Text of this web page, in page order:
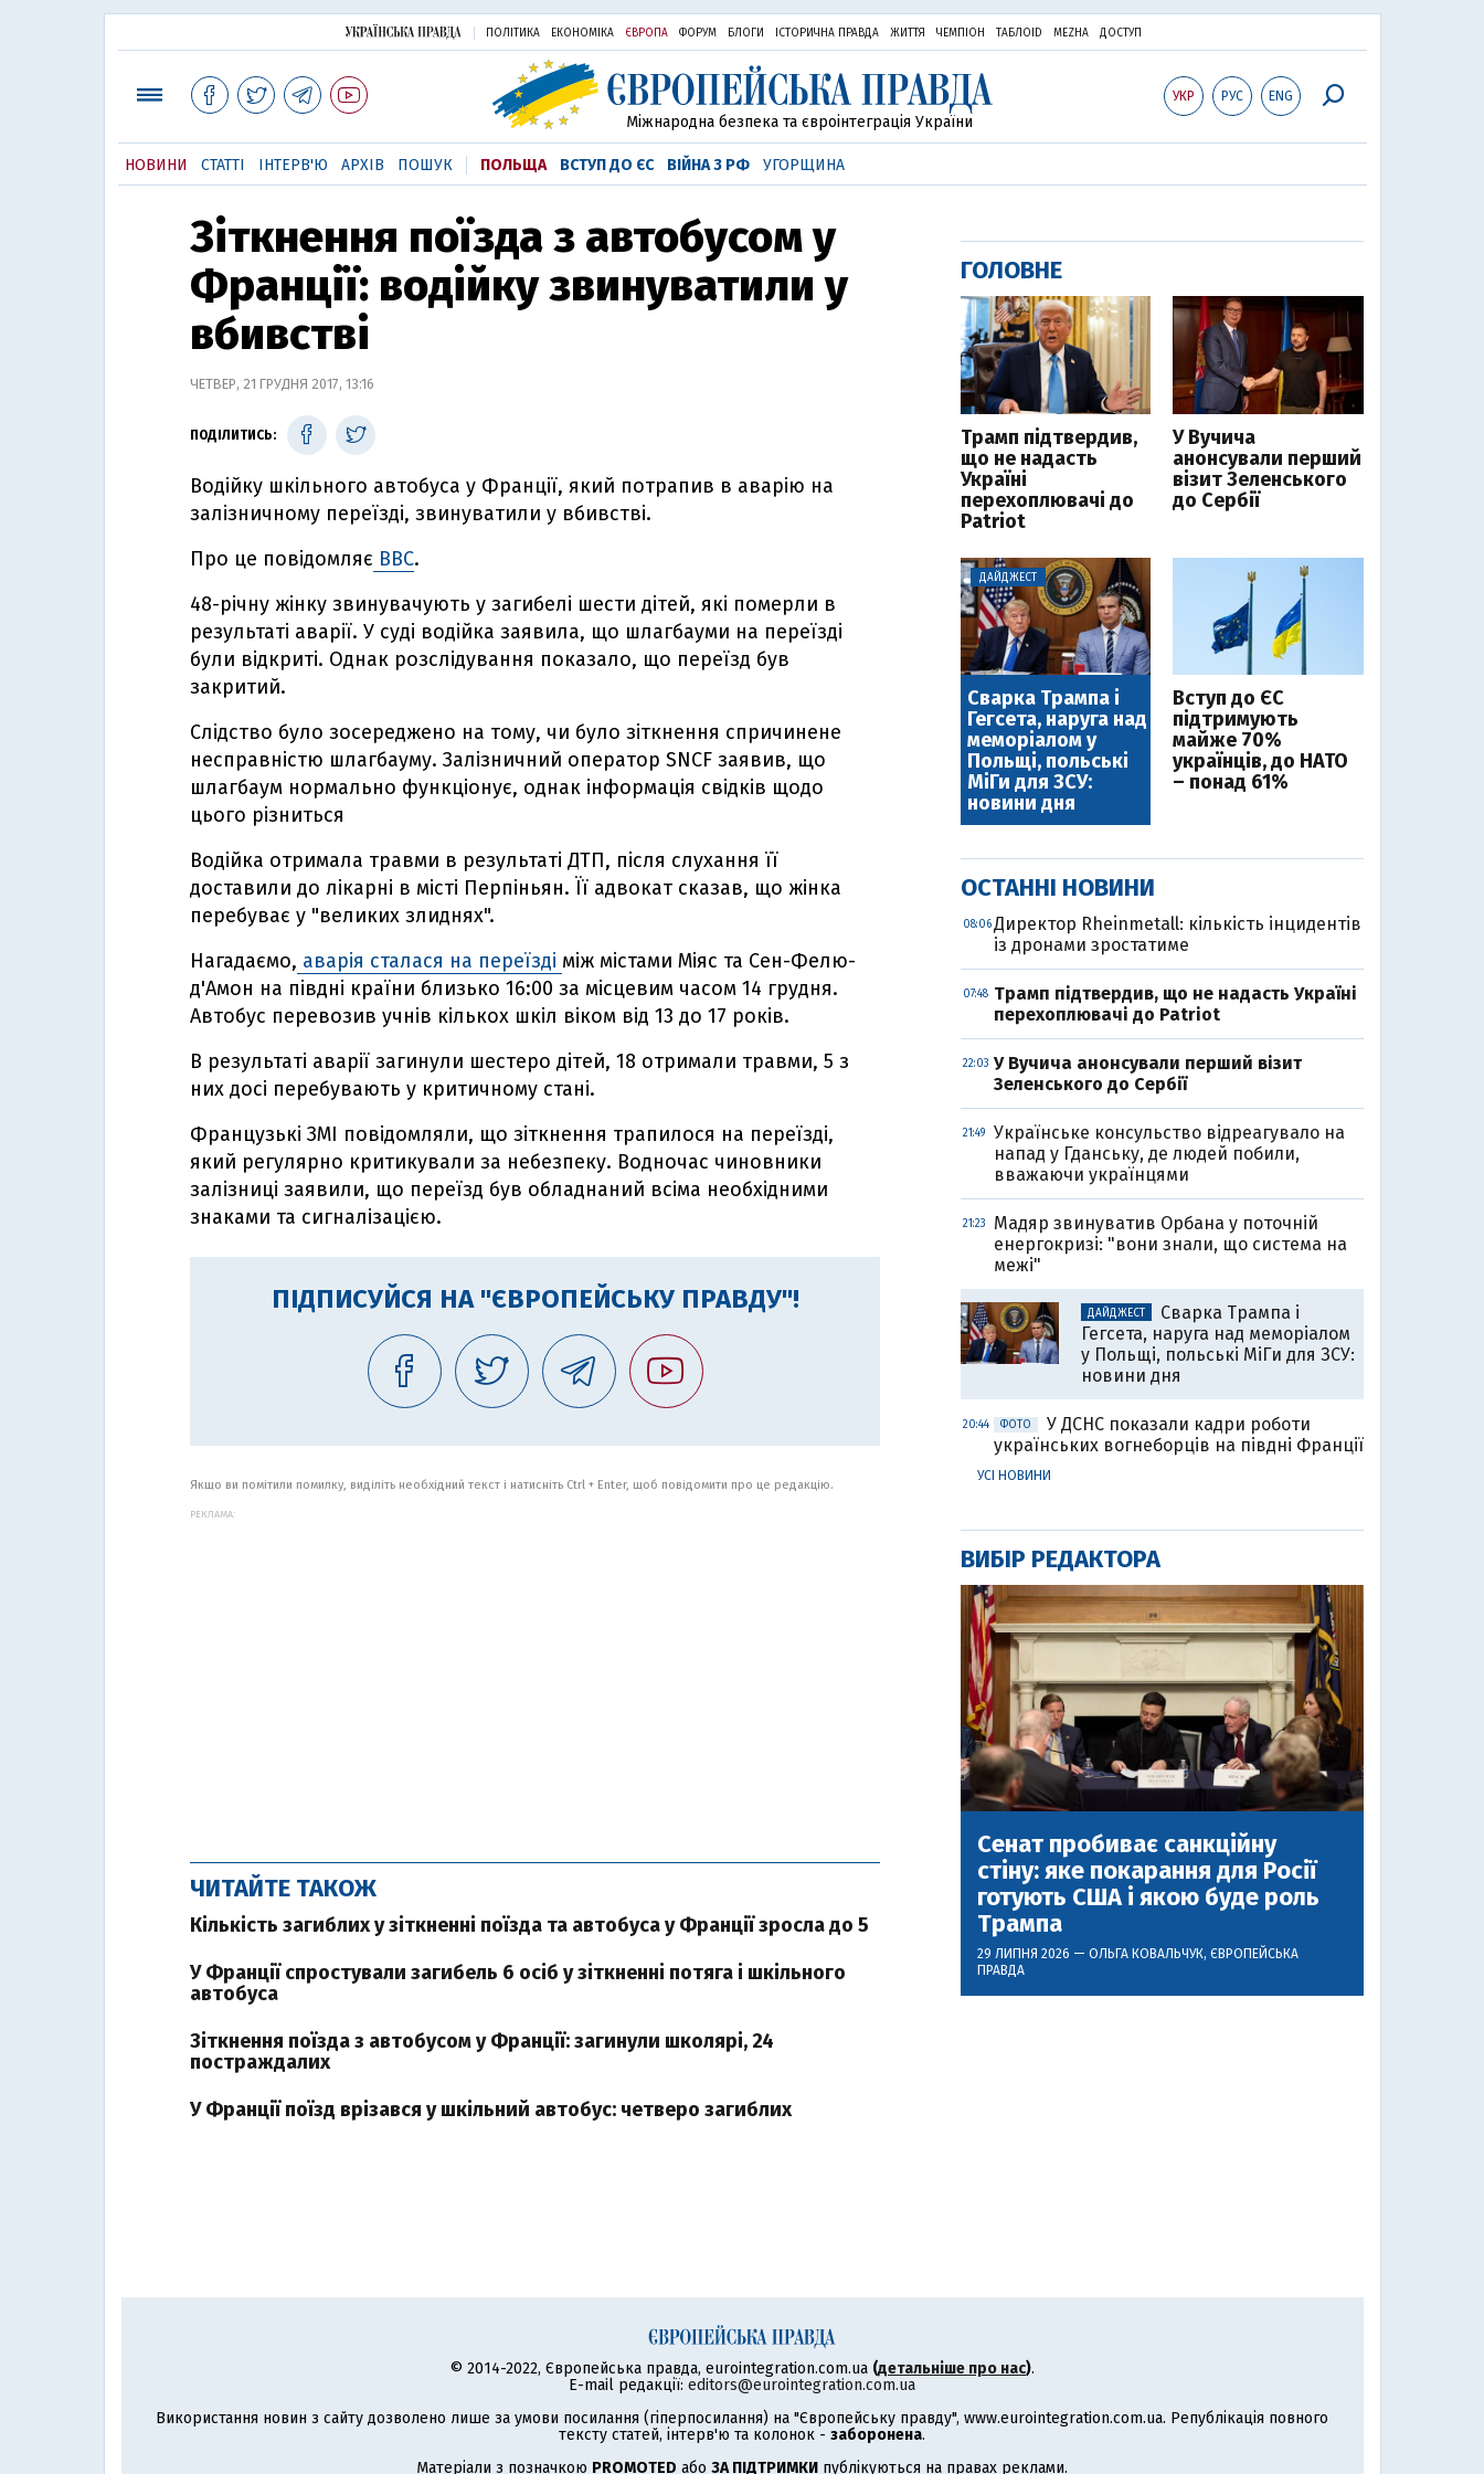
ПОЛІТИКА ЕКОНОМІКА ЄВРОПА ФОРУМ БЛОГИ ІСТОРИЧНА ПРАВДА ЖИТТЯ ЧЕМПІОН ТАБЛОID MEZHA ДОСТУП
УКР РУС ENG
Міжнародна безпека та євроінтеграція України
НОВИНИ СТАТТІ ІНТЕРВ'Ю АРХІВ ПОШУК ПОЛЬЩА ВСТУП ДО ЄС ВІЙНА З РФ УГОРЩИНА
Зіткнення поїзда з автобусом у
Франції: водійку звинуватили у
вбивстві
ЧЕТВЕР, 21 ГРУДНЯ 2017, 13:16
ПОДІЛИТИСЬ:
Водійку шкільного автобуса у Франції, який потрапив в аварію на
залізничному переїзді, звинуватили у вбивстві.
Про це повідомляє ВВС.
48-річну жінку звинувачують у загибелі шести дітей, які померли в
результаті аварії. У суді водійка заявила, що шлагбауми на переїзді
були відкриті. Однак розслідування показало, що переїзд був
закритий.
Слідство було зосереджено на тому, чи було зіткнення спричинене
несправністю шлагбауму. Залізничний оператор SNCF заявив, що
шлагбаум нормально функціонує, однак інформація свідків щодо
цього різниться
Водійка отримала травми в результаті ДТП, після слухання її
доставили до лікарні в місті Перпіньян. Її адвокат сказав, що жінка
перебуває у "великих злиднях".
Нагадаємо, аварія сталася на переїзді між містами Міяс та Сен-Фелю-
д'Амон на півдні країни близько 16:00 за місцевим часом 14 грудня.
Автобус перевозив учнів кількох шкіл віком від 13 до 17 років.
В результаті аварії загинули шестеро дітей, 18 отримали травми, 5 з
них досі перебувають у критичному стані.
Французькі ЗМІ повідомляли, що зіткнення трапилося на переїзді,
який регулярно критикували за небезпеку. Водночас чиновники
залізниці заявили, що переїзд був обладнаний всіма необхідними
знаками та сигналізацією.
ПІДПИСУЙСЯ НА "ЄВРОПЕЙСЬКУ ПРАВДУ"!
Якщо ви помітили помилку, виділіть необхідний текст і натисніть Ctrl + Enter, щоб повідомити про це редакцію.
РЕКЛАМА:
ЧИТАЙТЕ ТАКОЖ
Кількість загиблих у зіткненні поїзда та автобуса у Франції зросла до 5
У Франції спростували загибель 6 осіб у зіткненні потяга і шкільного
автобуса
Зіткнення поїзда з автобусом у Франції: загинули школярі, 24
постраждалих
У Франції поїзд врізався у шкільний автобус: четверо загиблих
ГОЛОВНЕ
Трамп підтвердив,
що не надасть
Україні
перехоплювачі до
Patriot
У Вучича
анонсували перший
візит Зеленського
до Сербії
ДАЙДЖЕСТ
Сварка Трампа і
Гегсета, наруга над
меморіалом у
Польщі, польські
МіГи для ЗСУ:
новини дня
Вступ до ЄС
підтримують
майже 70%
українців, до НАТО
– понад 61%
ОСТАННІ НОВИНИ
08:06 Директор Rheinmetall: кількість інцидентів
із дронами зростатиме
07:48 Трамп підтвердив, що не надасть Україні
перехоплювачі до Patriot
22:03 У Вучича анонсували перший візит
Зеленського до Сербії
21:49
Українське консульство відреагувало на
напад у Гданську, де людей побили,
вважаючи українцями
21:23
Мадяр звинуватив Орбана у поточній
енергокризі: "вони знали, що система на
межі"
ДАЙДЖЕСТ
Сварка Трампа і
Гегсета, наруга над меморіалом
у Польщі, польські МіГи для ЗСУ:
новини дня
20:44 ФОТО
У ДСНС показали кадри роботи
українських вогнеборців на півдні Франції
УСІ НОВИНИ
ВИБІР РЕДАКТОРА
Сенат пробиває санкційну
стіну: яке покарання для Росії
готують США і якою буде роль
Трампа
29 ЛИПНЯ 2026 — ОЛЬГА КОВАЛЬЧУК, ЄВРОПЕЙСЬКА
ПРАВДА
© 2014-2022, Європейська правда, eurointegration.com.ua (детальніше про нас).
E-mail редакції: editors@eurointegration.com.ua
Використання новин з сайту дозволено лише за умови посилання (гіперпосилання) на "Європейську правду", www.eurointegration.com.ua. Републікація повного
тексту статей, інтерв'ю та колонок - заборонена.
Матеріали з позначкою PROMOTED або ЗА ПІДТРИМКИ публікуються на правах реклами.